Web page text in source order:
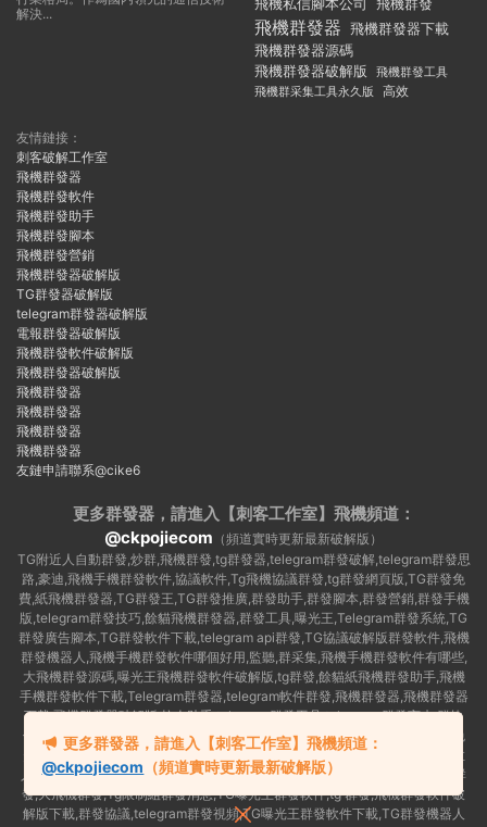
解決...
飛機群發
飛機群發器 飛機群發器下載
飛機群發器源碼
飛機群發器破解版
飛機群發工具
飛機群采集工具永久版
高效
友情鏈接：
刺客破解工作室
飛機群發器
飛機群發軟件
飛機群發助手
飛機群發腳本
飛機群發營銷
飛機群發器破解版
TG群發器破解版
telegram群發器破解版
電報群發器破解版
飛機群發軟件破解版
飛機群發器破解版
飛機群發器
飛機群發器
飛機群發器
飛機群發器
友鏈申請聯系@cike6
更多群發器，請進入【刺客工作室】 飛機頻道：
@ckpojiecom （頻道實時更新最新破解版）
TG附近人自動群發,炒群,飛機群發,tg群發器,telegram群發破解,telegram群發思
路,豪迪,飛機手機群發軟件,協議軟件,Tg飛機協議群發,tg群發網頁版,TG群發免
費,紙飛機群發器,TG群發王,TG群發推廣,群發助手,群發腳本,群發營銷,群發手機
版,telegram群發技巧,餘貓飛機群發器,群發工具,曝光王,Telegram群發系統,TG
群發廣告腳本,TG群發軟件下載,telegram api群發,TG協議破解版群發軟件,飛機
群發機器人,飛機手機群發軟件哪個好用,監聽,群采集,飛機手機群發軟件有哪些,
大飛機群發源碼,曝光王飛機群發軟件破解版,tg群發,餘貓紙飛機群發助手,飛機
手機群發軟件下載,Telegram群發器,telegram軟件群發,飛機群發器,飛機群發器
下載,飛機群發器破解版,拉人助手,telegram群發工具,telegram 群發言,加群軟
件,Telegram怎麽群發,協議号注冊機,TG機器人群發消息,群發軟件,tg群發器免
費版,私信軟件,tg群發廣告,telegram群發規則,telegram群發,telegram 群發,拉
人軟件,telegram批量群發,群發器破解版,曝光王飛機群發軟件,telegram自動群
發,大飛機群發,Tg限制組群發消息,TG曝光王群發軟件,tg 群發,飛機群發軟件破
解版下載,群發協議,telegram群發視頻,TG曝光王群發軟件下載,TG群發機器人
更多群發器，請進入【刺客工作室】飛機頻道：
@ckpojiecom （頻道實時更新最新破解版）